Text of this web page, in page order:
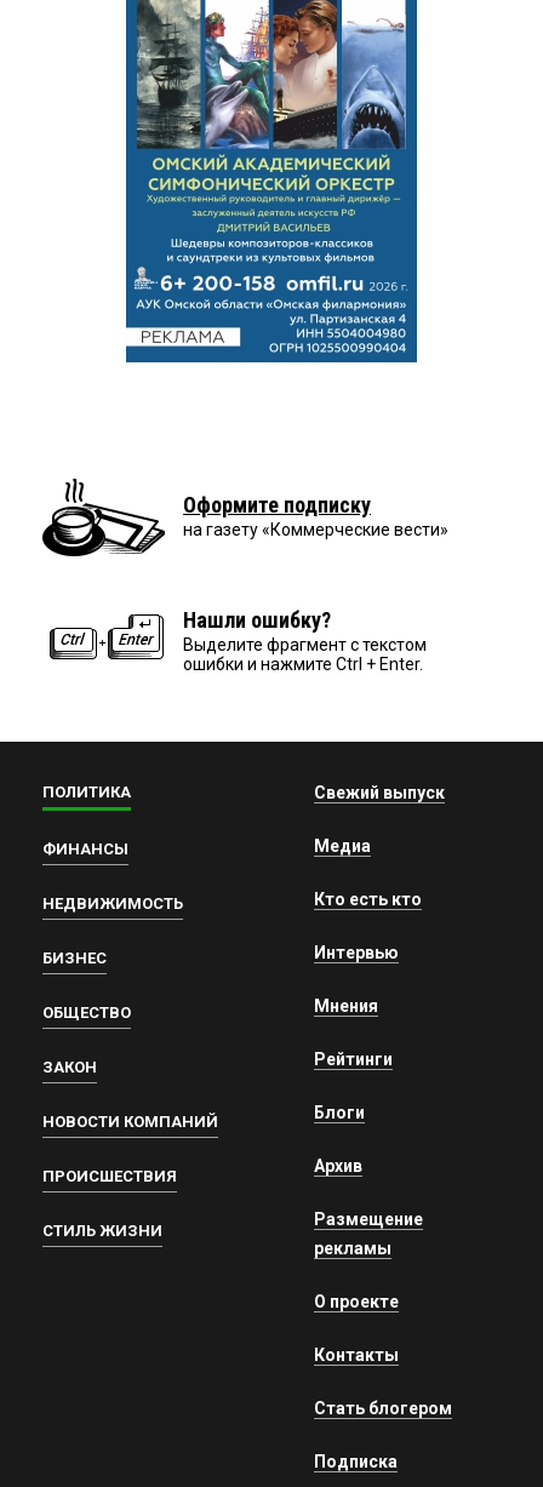
Оформите подписку
на газету «Коммерческие вести»
Нашли ошибку?
Выделите фрагмент с текстом
ошибки и нажмите Ctrl + Enter.
ПОЛИТИКА
ФИНАНСЫ
НЕДВИЖИМОСТЬ
БИЗНЕС
ОБЩЕСТВО
ЗАКОН
НОВОСТИ КОМПАНИЙ
ПРОИСШЕСТВИЯ
СТИЛЬ ЖИЗНИ
Свежий выпуск
Медиа
Кто есть кто
Интервью
Мнения
Рейтинги
Блоги
Архив
Размещение
рекламы
О проекте
Контакты
Стать блогером
Подписка